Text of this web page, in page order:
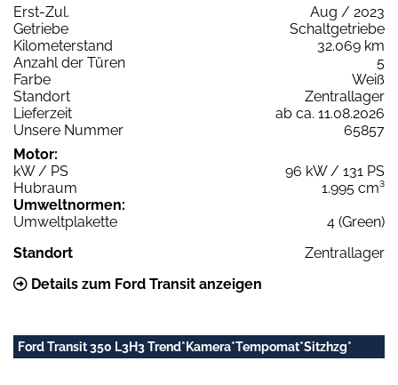
Erst-Zul.
Aug / 2023
Getriebe
Schaltgetriebe
Kilometerstand
32.069 km
Anzahl der Türen
5
Farbe
Weiß
Standort
Zentrallager
Lieferzeit
ab ca. 11.08.2026
Unsere Nummer
65857
Motor:
kW / PS
96 kW / 131 PS
Hubraum
1.995 cm³
Umweltnormen:
Umweltplakette
4 (Green)
Standort
Zentrallager
Details zum Ford Transit anzeigen
Ford Transit 350 L3H3 Trend*Kamera*Tempomat*Sitzhzg*